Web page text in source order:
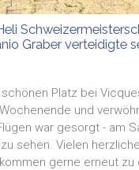
Graber verteidigte
Platz bei
und
war gesorgt - am
sehen. Vielen
gerne erneut zu